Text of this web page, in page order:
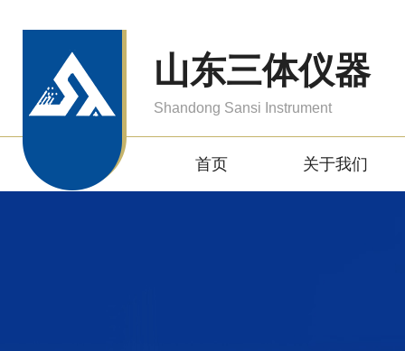
山东三体仪器
Shandong Sansi Instrument
首页 关于我们